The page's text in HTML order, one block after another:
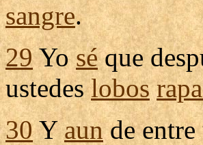
sangre.
29Yoséque
ustedeslobos
30Yaunde entre